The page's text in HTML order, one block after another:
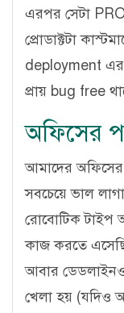
এরপর সেটা
প্রোডাক্টটা
deployment এর
প্রায় bug free
অফিসের
আমাদের
সবচেয়ে ভাল
রোবোটিক টাইপ
কাজ করতে
আবার
খেলা হয় (যদিও